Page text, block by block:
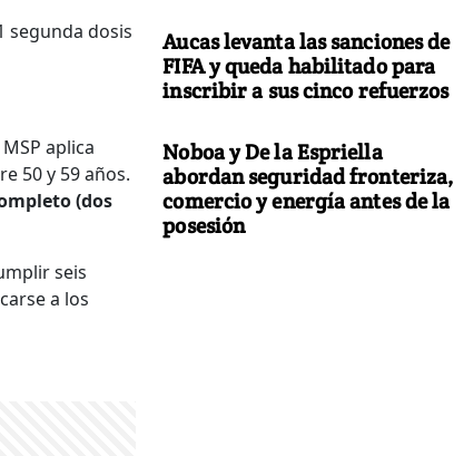
segunda dosis
aplica
50 y 59 años.
(dos
seis
a los
Aucas levanta las sanciones de
FIFA y queda habilitado para
inscribir a sus cinco refuerzos
Noboa y De la Espriella
abordan seguridad fronteriza,
comercio y energía antes de la
posesión